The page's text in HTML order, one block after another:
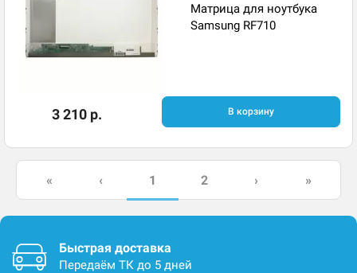
Матрица для ноутбука
Samsung RF710
3 210 р. В корзину
« ‹ 1 2 › »
Быстрая доставка
Передаём ТК до 5 дней